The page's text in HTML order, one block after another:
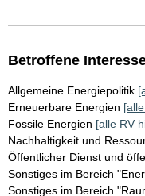
Betroffene
Allgemeine Energiepolitik
Erneuerbare Energien
Fossile Energien [alle RV
Nachhaltigkeit und
Öffentlicher Dienst und
Sonstiges im Bereich
Sonstiges im Bereich